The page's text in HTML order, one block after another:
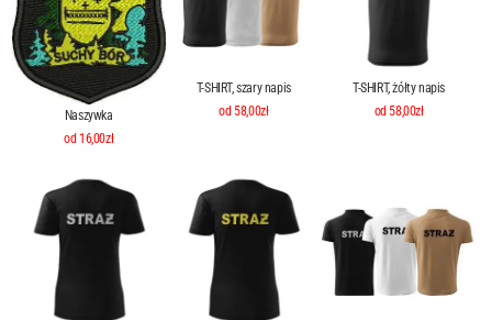
Naszywka
od 16,00zł
T-SHIRT, szary napis
od 58,00zł
T-SHIRT, żółty napis
od 58,00zł